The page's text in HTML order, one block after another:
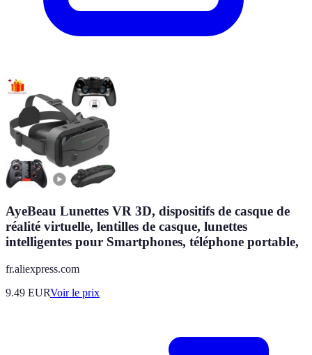
AyeBeau Lunettes VR 3D, dispositifs de casque de
réalité virtuelle, lentilles de casque, lunettes
intelligentes pour Smartphones, téléphone portable,
fr.aliexpress.com
9.49 EURVoir le prix